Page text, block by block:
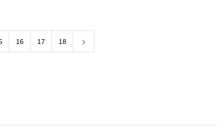
16 17 18